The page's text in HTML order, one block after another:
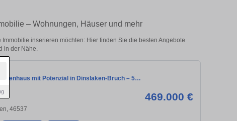
– Wohnungen, Häuser und mehr
inserieren möchten: Hier finden Sie die besten Angebote
in der Nähe.
mit Potenzial in Dinslaken-Bruch – 5…
469.000 €
46537